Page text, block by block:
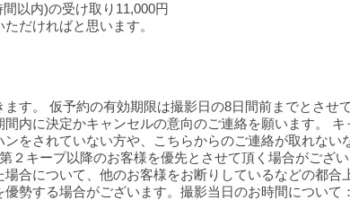
以内)の受け取り11,000円
だければと思います。
す。 仮予約の有効期限は撮影日の8日間前までとさせ
内に決定かキャンセルの意向のご連絡を願います。
をされていない方や、こちらからのご連絡が取れな
２キープ以降のお客様を優先とさせて頂く場合がござ
合について、他のお客様をお断りしているなどの都合
勢する場合がございます。撮影当日のお時間について